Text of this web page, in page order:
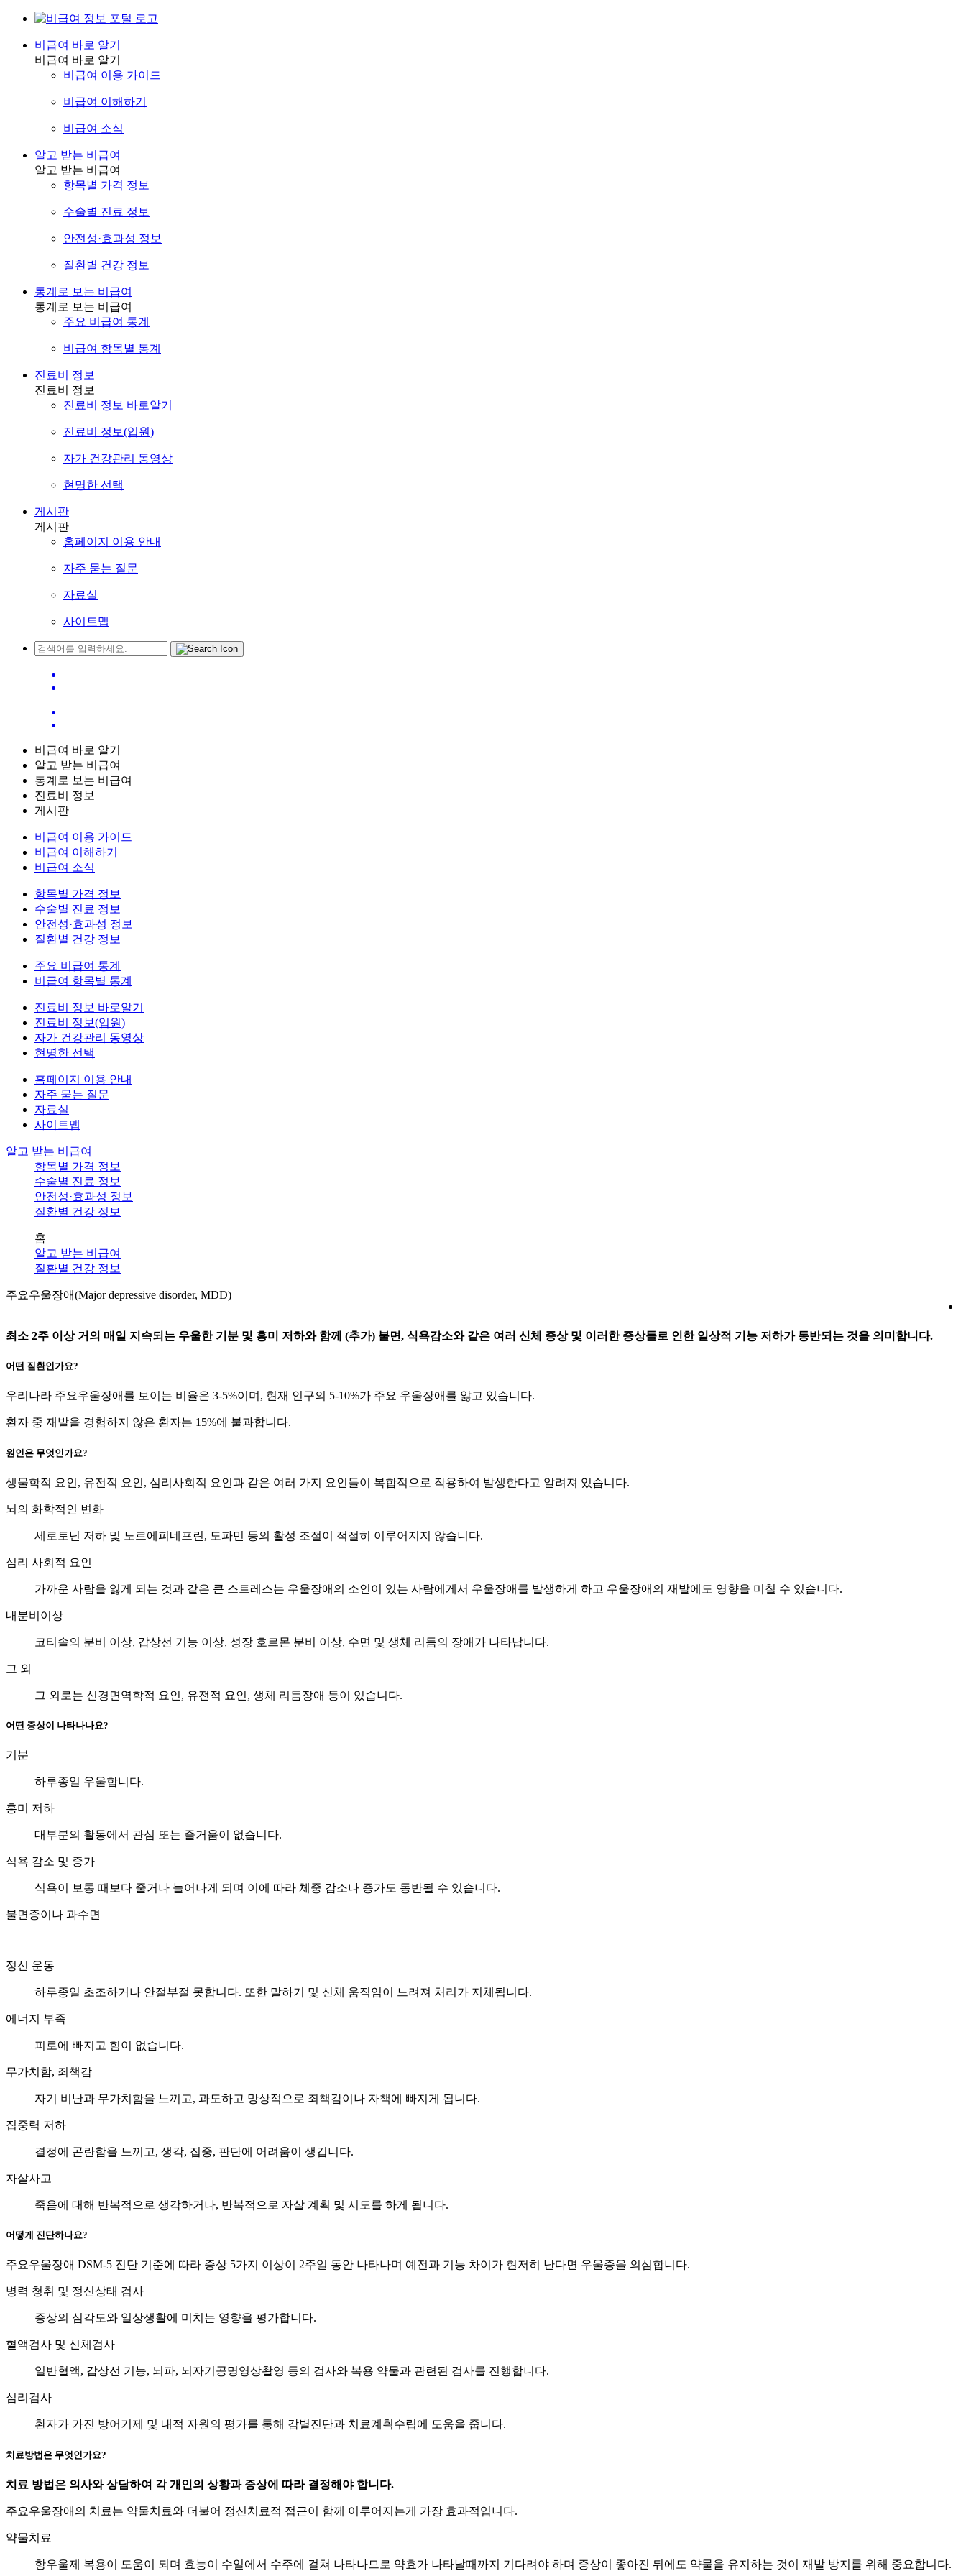
비급여 바로 알기
비급여 바로 알기
비급여 이용 가이드
비급여 이해하기
비급여 소식
알고 받는 비급여
알고 받는 비급여
항목별 가격 정보
수술별 진료 정보
안전성·효과성 정보
질환별 건강 정보
통계로 보는 비급여
통계로 보는 비급여
주요 비급여 통계
비급여 항목별 통계
진료비 정보
진료비 정보
진료비 정보 바로알기
진료비 정보(입원)
자가 건강관리 동영상
현명한 선택
게시판
게시판
홈페이지 이용 안내
자주 묻는 질문
자료실
사이트맵
비급여 바로 알기
알고 받는 비급여
통계로 보는 비급여
진료비 정보
게시판
비급여 이용 가이드
비급여 이해하기
비급여 소식
항목별 가격 정보
수술별 진료 정보
안전성·효과성 정보
질환별 건강 정보
주요 비급여 통계
비급여 항목별 통계
진료비 정보 바로알기
진료비 정보(입원)
자가 건강관리 동영상
현명한 선택
홈페이지 이용 안내
자주 묻는 질문
자료실
사이트맵
알고 받는 비급여
항목별 가격 정보
수술별 진료 정보
안전성·효과성 정보
질환별 건강 정보
홈
알고 받는 비급여
질환별 건강 정보
주요우울장애(Major depressive disorder, MDD)
최소 2주 이상 거의 매일 지속되는 우울한 기분 및 흥미 저하와 함께 (추가) 불면, 식욕감소와 같은 여러 신체 증상 및 이러한 증상들로 인한 일상적 기능 저하가 동반되는 것을 의미합니다.
어떤 질환인가요?
우리나라 주요우울장애를 보이는 비율은 3-5%이며, 현재 인구의 5-10%가 주요 우울장애를 앓고 있습니다.
환자 중 재발을 경험하지 않은 환자는 15%에 불과합니다.
원인은 무엇인가요?
생물학적 요인, 유전적 요인, 심리사회적 요인과 같은 여러 가지 요인들이 복합적으로 작용하여 발생한다고 알려져 있습니다.
뇌의 화학적인 변화
세로토닌 저하 및 노르에피네프린, 도파민 등의 활성 조절이 적절히 이루어지지 않습니다.
심리 사회적 요인
가까운 사람을 잃게 되는 것과 같은 큰 스트레스는 우울장애의 소인이 있는 사람에게서 우울장애를 발생하게 하고 우울장애의 재발에도 영향을 미칠 수 있습니다.
내분비이상
코티솔의 분비 이상, 갑상선 기능 이상, 성장 호르몬 분비 이상, 수면 및 생체 리듬의 장애가 나타납니다.
그 외
그 외로는 신경면역학적 요인, 유전적 요인, 생체 리듬장애 등이 있습니다.
어떤 증상이 나타나나요?
기분
하루종일 우울합니다.
흥미 저하
대부분의 활동에서 관심 또는 즐거움이 없습니다.
식욕 감소 및 증가
식욕이 보통 때보다 줄거나 늘어나게 되며 이에 따라 체중 감소나 증가도 동반될 수 있습니다.
불면증이나 과수면
정신 운동
하루종일 초조하거나 안절부절 못합니다. 또한 말하기 및 신체 움직임이 느려져 처리가 지체됩니다.
에너지 부족
피로에 빠지고 힘이 없습니다.
무가치함, 죄책감
자기 비난과 무가치함을 느끼고, 과도하고 망상적으로 죄책감이나 자책에 빠지게 됩니다.
집중력 저하
결정에 곤란함을 느끼고, 생각, 집중, 판단에 어려움이 생깁니다.
자살사고
죽음에 대해 반복적으로 생각하거나, 반복적으로 자살 계획 및 시도를 하게 됩니다.
어떻게 진단하나요?
주요우울장애 DSM-5 진단 기준에 따라 증상 5가지 이상이 2주일 동안 나타나며 예전과 기능 차이가 현저히 난다면 우울증을 의심합니다.
병력 청취 및 정신상태 검사
증상의 심각도와 일상생활에 미치는 영향을 평가합니다.
혈액검사 및 신체검사
일반혈액, 갑상선 기능, 뇌파, 뇌자기공명영상촬영 등의 검사와 복용 약물과 관련된 검사를 진행합니다.
심리검사
환자가 가진 방어기제 및 내적 자원의 평가를 통해 감별진단과 치료계획수립에 도움을 줍니다.
치료방법은 무엇인가요?
치료 방법은 의사와 상담하여 각 개인의 상황과 증상에 따라 결정해야 합니다.
주요우울장애의 치료는 약물치료와 더불어 정신치료적 접근이 함께 이루어지는게 가장 효과적입니다.
약물치료
항우울제 복용이 도움이 되며 효능이 수일에서 수주에 걸쳐 나타나므로 약효가 나타날때까지 기다려야 하며 증상이 좋아진 뒤에도 약물을 유지하는 것이 재발 방지를 위해 중요합니다.